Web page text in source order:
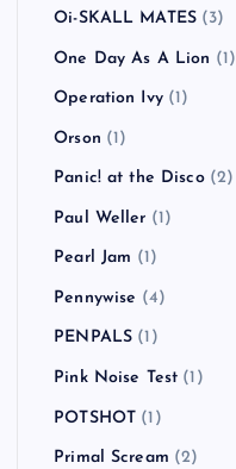
Oi-SKALL MATES (3)
One Day As A Lion (1)
Operation Ivy(1)
Orson (1)
Panic! at the Disco(2)
Paul Weller (1)
Pearl Jam (1)
Pennywise (4)
PENPALS (1)
Pink Noise Test (1)
POTSHOT (1)
Primal Scream (2)